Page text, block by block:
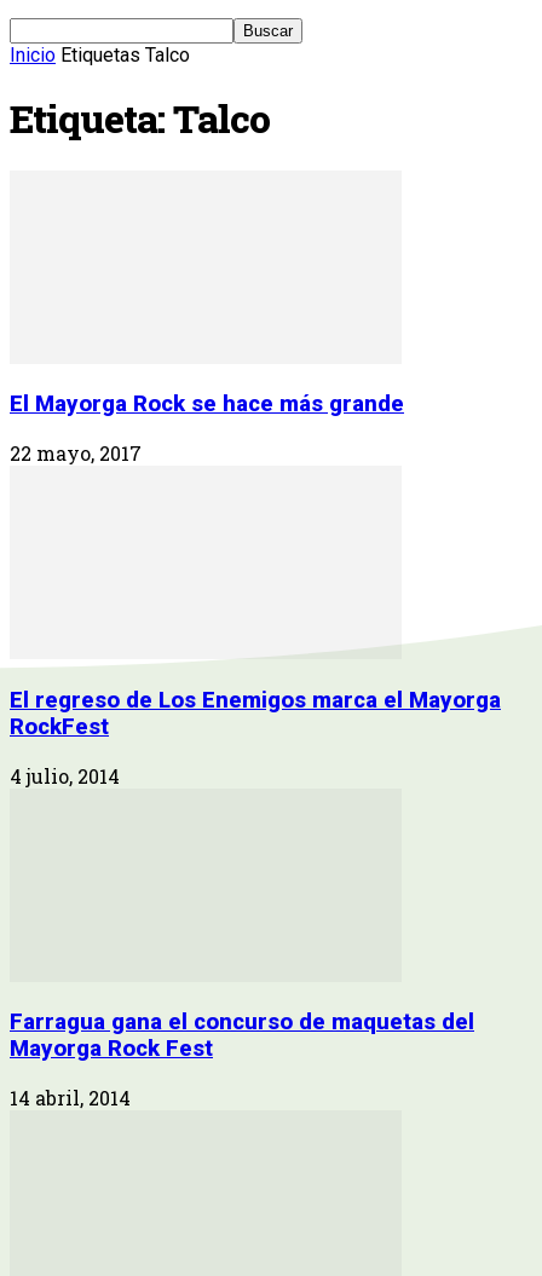
Inicio Etiquetas Talco
Etiqueta: Talco
El Mayorga Rock se hace más grande
22 mayo, 2017
El regreso de Los Enemigos marca el Mayorga
RockFest
4 julio, 2014
Farragua gana el concurso de maquetas del
Mayorga Rock Fest
14 abril, 2014